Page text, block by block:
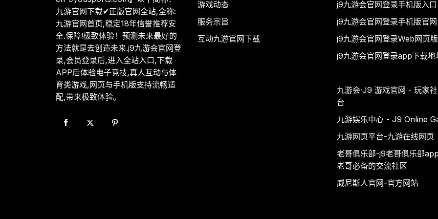
九游官网下载✔正版官网全站,全称:
九游官网首页,稳定18年信誉推荐安
全.保障!极致体验！预测未来最好的
方法就是去创造未来.j9九游会官网登
录,会员登录后,进入全站入口,下载
APP后体验电子竞技,真人互动与体
育类游戏,网页与手机版支持流畅适
配,带来极致体验。
游戏动态
服务宗旨
互动九游官网下载
j9九游会官网登录手机版入口
j9九游会官网登录手机版官网
j9九游会官网登录Web网页版
j9九游会官网登录app下载地
九游会·J9 游戏官网 - 玩家
台
九游娱乐中心 - J9 Online
九游网页平台-九游在线网页
老哥俱乐部-j9老哥俱乐部
老哥必备的交流社区
威尼斯人官网-官方网站